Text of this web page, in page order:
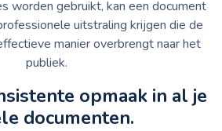
worden gebruikt, kan een document
uitstraling krijgen die de
manier overbrengt naar het
publiek.
opmaak in al je
documenten.